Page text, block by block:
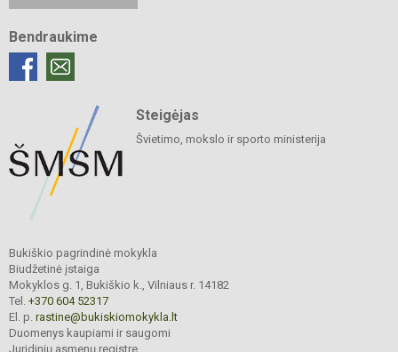
Bendraukime
Steigėjas
Švietimo, mokslo ir sporto ministerija
Bukiškio pagrindinė mokykla
Biudžetinė įstaiga
Mokyklos g. 1, Bukiškio k., Vilniaus r. 14182
Tel. +370 604 52317
El. p. rastine@bukiskiomokykla.lt
Duomenys kaupiami ir saugomi
Juridinių asmenų registre